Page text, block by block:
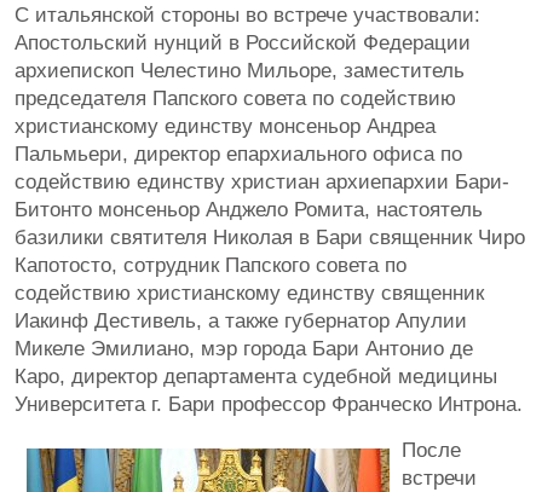
С итальянской стороны во встрече участвовали:
Апостольский нунций в Российской Федерации
архиепископ Челестино Мильоре, заместитель
председателя Папского совета по содействию
христианскому единству монсеньор Андреа
Пальмьери, директор епархиального офиса по
содействию единству христиан архиепархии Бари-
Битонто монсеньор Анджело Ромита, настоятель
базилики святителя Николая в Бари священник Чиро
Капотосто, сотрудник Папского совета по
содействию христианскому единству священник
Иакинф Дестивель, а также губернатор Апулии
Микеле Эмилиано, мэр города Бари Антонио де
Каро, директор департамента судебной медицины
Университета г. Бари профессор Франческо Интрона.
После
встречи